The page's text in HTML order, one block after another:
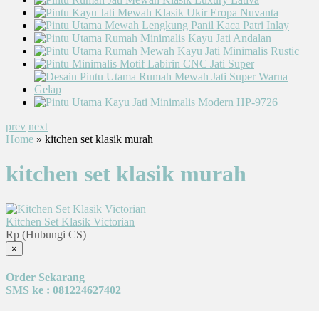
prev next
Home » kitchen set klasik murah
kitchen set klasik murah
Kitchen Set Klasik Victorian
Rp (Hubungi CS)
×
Order Sekarang
SMS ke : 081224627402